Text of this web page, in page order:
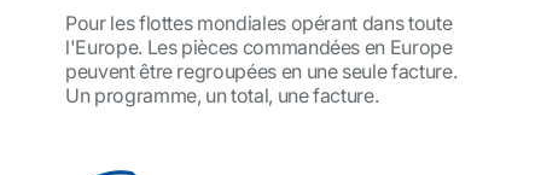
Pour les flottes mondiales opérant dans toute
l'Europe. Les pièces commandées en Europe
peuvent être regroupées en une seule facture.
Un programme, un total, une facture.